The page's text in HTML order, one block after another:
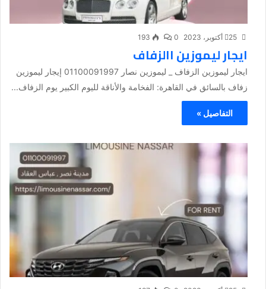
25 أكتوبر، 2023 0
193
ايجار ليموزين االزفاف
ايجار ليموزين الزفاف _ ليموزين نصار 01100091997 إيجار ليموزين
زفاف بالسائق في القاهرة: الفخامة والأناقة لليوم الكبير يوم الزفاف...
التفاصيل »